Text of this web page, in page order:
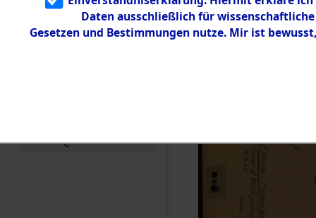
5.3.3
Todesmärsch
e
Daten ausschließlich für
Gesetzen und Bestimmungen nutze. Mir ist